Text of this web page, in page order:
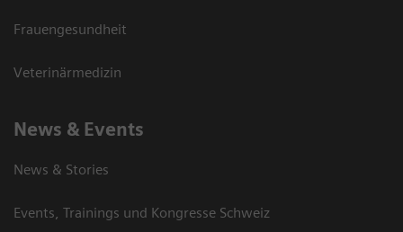
Frauengesundheit
Veterinärmedizin
News & Events
News & Stories
Events, Trainings und Kongresse Schweiz